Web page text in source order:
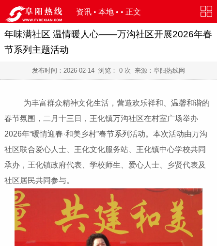
资讯 • 本地 • • 正文
年味满社区 温情暖人心——万沟社区开展2026年春
节系列主题活动
发布时间： 2026-02-14 浏览： 0 次 来源：阜阳热线网
为丰富群众精神文化生活，营造欢乐祥和、温馨和谐的
春节氛围，二月十三日，王化镇万沟社区在村室广场举办
2026年“暖情迎春·和美乡村”春节系列活动。本次活动由万沟
社区联合爱心人士、王化文化服务站、王化镇中心学校共同
承办，王化镇政府代表、学校师生、爱心人士、乡贤代表及
社区居民共同参与。